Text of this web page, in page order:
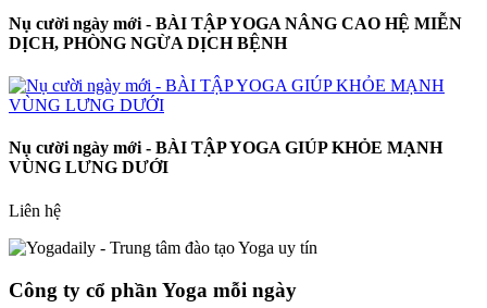
Nụ cười ngày mới - BÀI TẬP YOGA NÂNG CAO HỆ MIỄN
DỊCH, PHÒNG NGỪA DỊCH BỆNH
Nụ cười ngày mới - BÀI TẬP YOGA GIÚP KHỎE MẠNH
VÙNG LƯNG DƯỚI
Liên hệ
Công ty cổ phần Yoga mỗi ngày